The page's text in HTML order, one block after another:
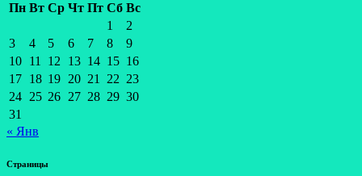
Пн Вт Ср Чт Пт Сб Вс
1
2
3
4 5 6 7 8
9
10 11 12 13 14 15 16
17 18 19 20 21 22 23
24 25 26 27 28 29 30
31
« Янв
Страницы